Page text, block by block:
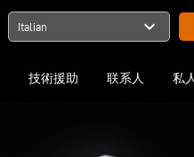
Italian expand_more
技術援助 联系人 私